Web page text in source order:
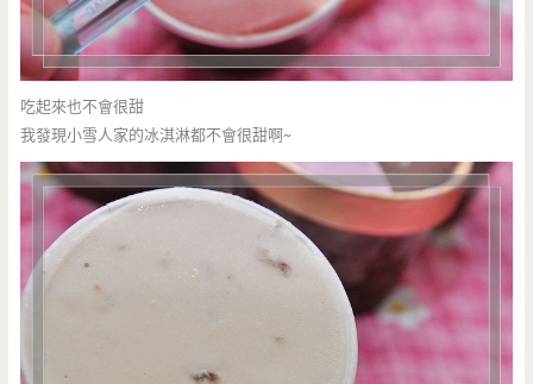
吃起來也不會很甜
我發現小雪人家的冰淇淋都不會很甜啊~